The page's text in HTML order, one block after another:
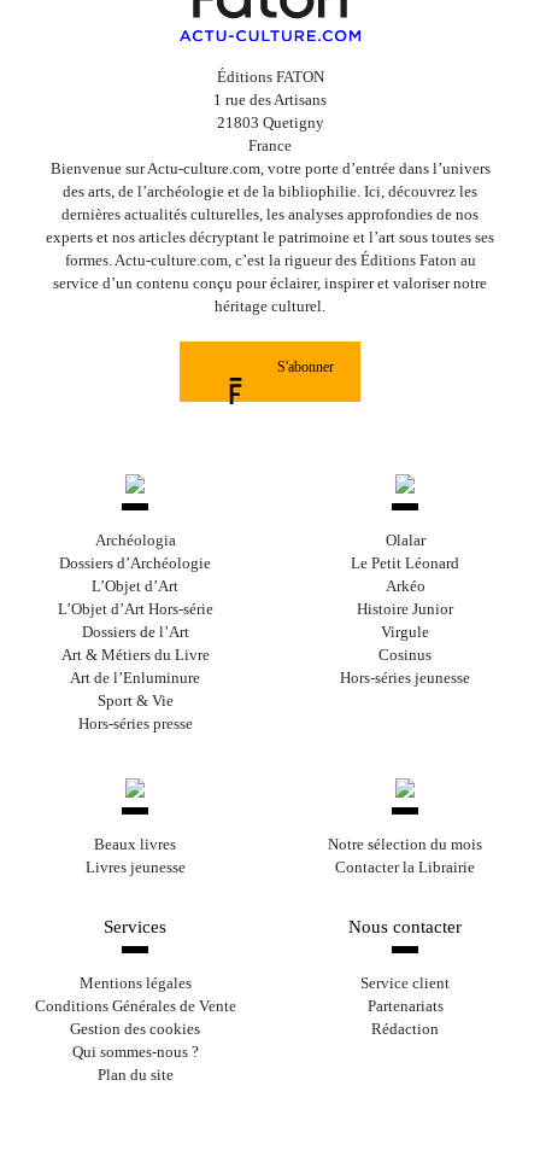
Éditions FATON
1 rue des Artisans
21803 Quetigny
France
Bienvenue sur Actu-culture.com, votre porte d’entrée dans l’univers
des arts, de l’archéologie et de la bibliophilie. Ici, découvrez les
dernières actualités culturelles, les analyses approfondies de nos
experts et nos articles décryptant le patrimoine et l’art sous toutes ses
formes. Actu-culture.com, c’est la rigueur des Éditions Faton au
service d’un contenu conçu pour éclairer, inspirer et valoriser notre
héritage culturel.
S'abonner
Archéologia
Dossiers d’Archéologie
L’Objet d’Art
L’Objet d’Art Hors-série
Dossiers de l’Art
Art & Métiers du Livre
Art de l’Enluminure
Sport & Vie
Hors-séries presse
Olalar
Le Petit Léonard
Arkéo
Histoire Junior
Virgule
Cosinus
Hors-séries jeunesse
Beaux livres
Livres jeunesse
Notre sélection du mois
Contacter la Librairie
Services
Mentions légales
Conditions Générales de Vente
Gestion des cookies
Qui sommes-nous ?
Plan du site
Nous contacter
Service client
Partenariats
Rédaction